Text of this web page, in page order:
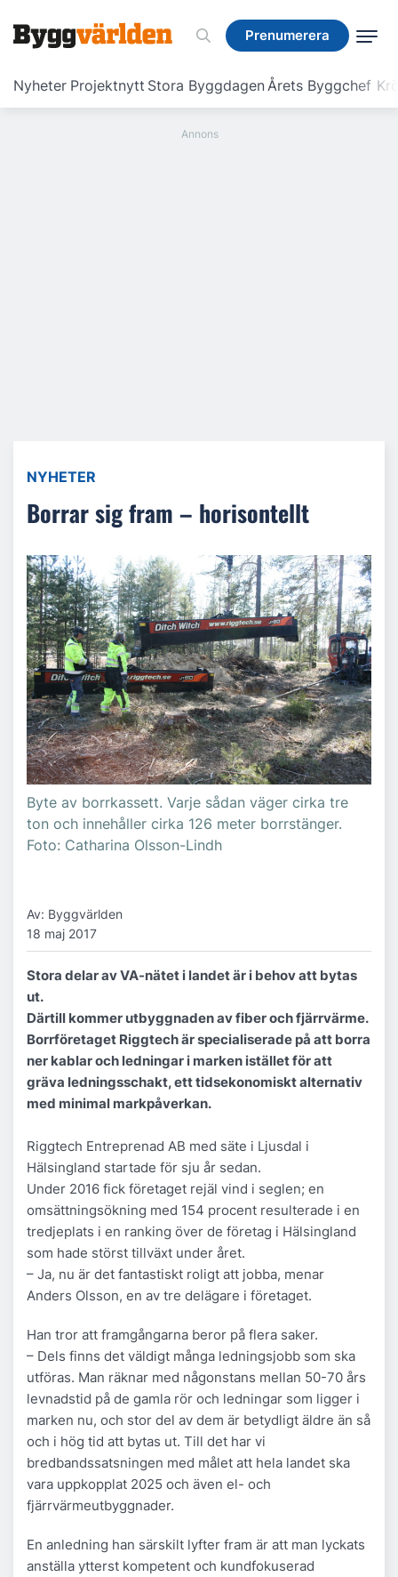
Prenumerera
Nyheter Projektnytt Stora ByggdagenÅrets Byggchef
Prenumerera
NYHETER
Borrar sig fram – horisontellt
Byte av borrkassett. Varje sådan väger cirka tre
ton och innehåller cirka 126 meter borrstänger.
Foto: Catharina Olsson-Lindh
Av: Byggvärlden
18 maj 2017
Stora delar av VA-nätet i landet är i behov att bytas
ut.
Därtill kommer utbyggnaden av fiber och fjärrvärme.
Borrföretaget Riggtech är specialiserade på att borra
ner kablar och ledningar i marken istället för att
gräva ledningsschakt, ett tidsekonomiskt alternativ
med minimal markpåverkan.
Riggtech Entreprenad AB med säte i Ljusdal i
Hälsingland startade för sju år sedan.
Under 2016 fick företaget rejäl vind i seglen; en
omsättningsökning med 154 procent resulterade i en
tredjeplats i en ranking över de företag i Hälsingland
som hade störst tillväxt under året.
– Ja, nu är det fantastiskt roligt att jobba, menar
Anders Olsson, en av tre delägare i företaget.
Han tror att framgångarna beror på flera saker.
– Dels finns det väldigt många ledningsjobb som ska
utföras. Man räknar med någonstans mellan 50-70 års
levnadstid på de gamla rör och ledningar som ligger i
marken nu, och stor del av dem är betydligt äldre än så
och i hög tid att bytas ut. Till det har vi
bredbandssatsningen med målet att hela landet ska
vara uppkopplat 2025 och även el- och
fjärrvärmeutbyggnader.
En anledning han särskilt lyfter fram är att man lyckats
anställa ytterst kompetent och kundfokuserad